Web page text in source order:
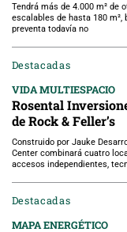
Tendrá más de 4.000 m² de
escalables de hasta 180 m²,
preventa todavía no
Destacadas
VIDA MULTIESPACIO
Rosental
de Rock & Feller’s
Construido por Jauke
Center combinará cuatro
accesos independientes,
Destacadas
MAPA ENERGÉTICO